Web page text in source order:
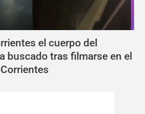
el cuerpo del
buscado tras filmarse en el